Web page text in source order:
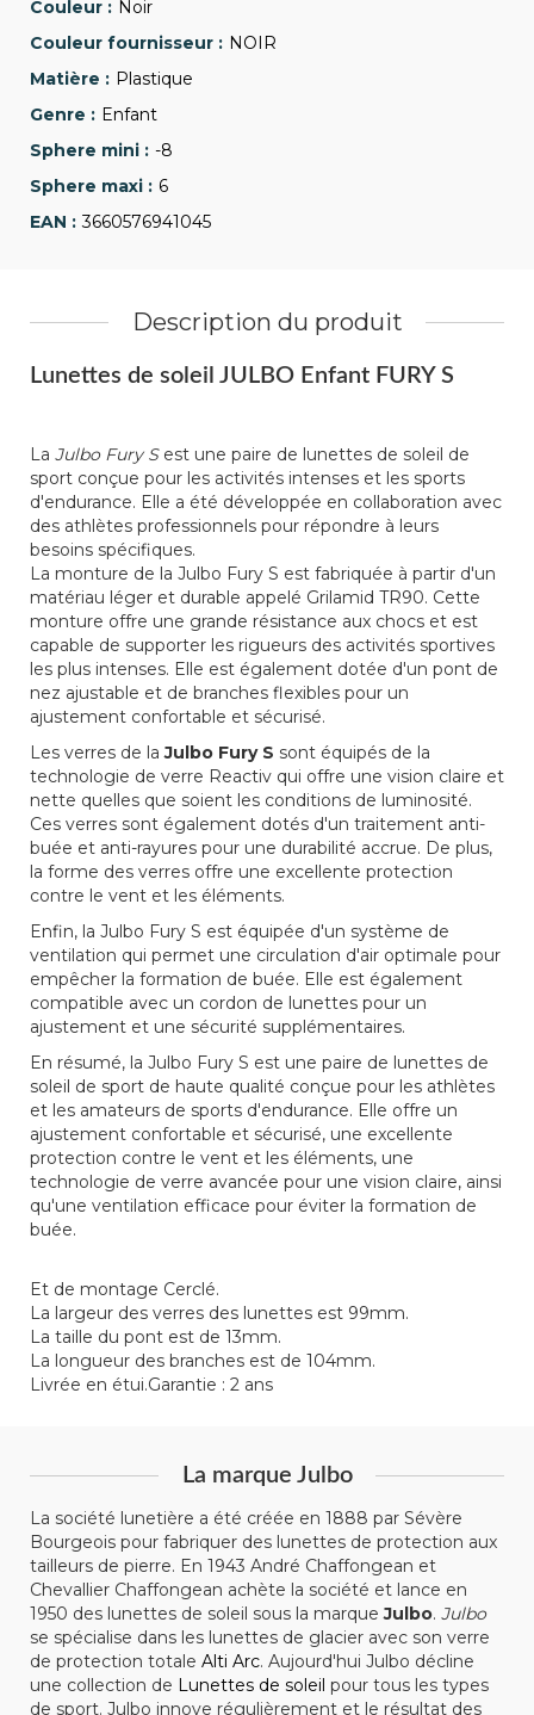
Noir
NOIR
Plastique
Enfant
-8
6
3660576941045
Description du produit
Lunettes de soleil JULBO Enfant FURY S
La Julbo Fury Sest une paire de lunettes de soleil de
sport conçue pour les activités intenses et les sports
d'endurance. Elle a été développée en collaboration avec
des athlètes professionnels pour répondre à leurs
besoins spécifiques.
La monture de la Julbo Fury S est fabriquée à partir d'un
matériau léger et durable appelé Grilamid TR90. Cette
monture offre une grande résistance aux chocs et est
capable de supporter les rigueurs des activités sportives
les plus intenses. Elle est également dotée d'un pont de
nez ajustable et de branches flexibles pour un
ajustement confortable et sécurisé.
Les verres de laJulbo Fury S sont équipés de la
technologie de verre Reactiv qui offre une vision claire et
nette quelles que soient les conditions de luminosité.
Ces verres sont également dotés d'un traitement anti-
buée et anti-rayures pour une durabilité accrue. De plus,
la forme des verres offre une excellente protection
contre le vent et les éléments.
Enfin, la Julbo Fury S est équipée d'un système de
ventilation qui permet une circulation d'air optimale pour
empêcher la formation de buée. Elle est également
compatible avec un cordon de lunettes pour un
ajustement et une sécurité supplémentaires.
En résumé, la Julbo Fury S est une paire de lunettes de
soleil de sport de haute qualité conçue pour les athlètes
et les amateurs de sports d'endurance. Elle offre un
ajustement confortable et sécurisé, une excellente
protection contre le vent et les éléments, une
technologie de verre avancée pour une vision claire, ainsi
qu'une ventilation efficace pour éviter la formation de
buée.
Et de montage Cerclé.
La largeur des verres des lunettes est 99mm.
La taille du pont est de 13mm.
La longueur des branches est de 104mm.
Livrée en étui.Garantie : 2 ans
La marque Julbo
La société lunetière a été créée en 1888 par Sévère
Bourgeois pour fabriquer des lunettes de protection aux
tailleurs de pierre. En 1943 André Chaffongean et
Chevallier Chaffongean achète la société et lance en
1950 des lunettes de soleil sous la marqueJulbo. Julbo
se spécialise dans les lunettes de glacier avec son verre
de protection totale Alti Arc. Aujourd'hui Julbo décline
une collection de Lunettes de soleil pour tous les types
de sport. Julbo innove régulièrement et le résultat des